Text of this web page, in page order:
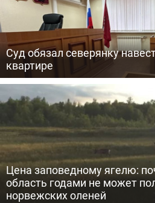
Суд обязал северянку
квартире
Цена заповедному ягелю:
область годами не может
норвежских оленей